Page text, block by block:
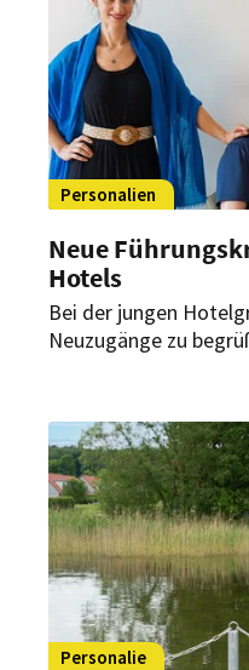
Personalien
Neue
Hotels
Bei der jungen
Neuzugänge zu
Lifestyle-Marke
Personalie